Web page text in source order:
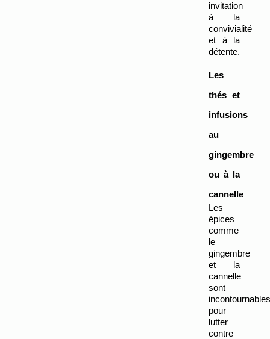
invitation
à la
convivialité
et à la
détente.
Les
thés et
infusions
au
gingembre
ou à la
cannelle
Les
épices
comme
le
gingembre
et la
cannelle
sont
incontournables
pour
lutter
contre